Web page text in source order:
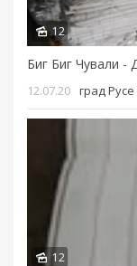
12
12.07.20 град Русе
12